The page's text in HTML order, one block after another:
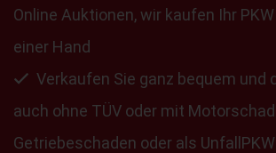
Online Auktionen, wir kaufen Ihr
einer Hand
Verkaufen Sie ganz bequem und
auch ohne TÜV oder mit
Getriebeschaden oder als UnfallPKW